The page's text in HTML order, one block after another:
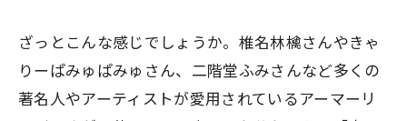
ざっとこんな感じでしょうか。椎名林檎さんやきゃ
りーぱみゅぱみゅさん、二階堂ふみさんなど多くの
著名人やアーティストが愛用されているアーマーリ